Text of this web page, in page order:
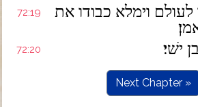
72:19
לעולם וימלא כבודו את
72:20 ישׁי׃
Next Chapter »